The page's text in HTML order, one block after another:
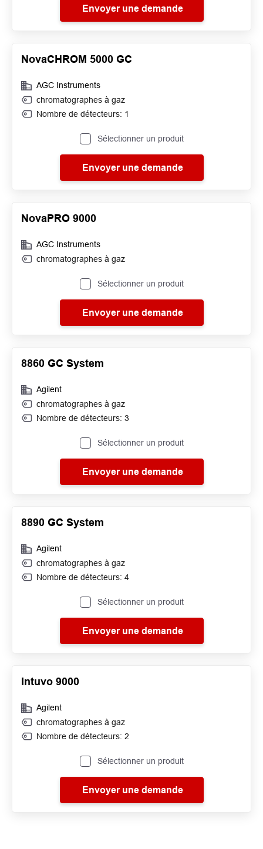
Envoyer une demande
NovaCHROM 5000 GC
AGC Instruments
chromatographes à gaz
Nombre de détecteurs: 1
Sélectionner un produit
Envoyer une demande
NovaPRO 9000
AGC Instruments
chromatographes à gaz
Sélectionner un produit
Envoyer une demande
8860 GC System
Agilent
chromatographes à gaz
Nombre de détecteurs: 3
Sélectionner un produit
Envoyer une demande
8890 GC System
Agilent
chromatographes à gaz
Nombre de détecteurs: 4
Sélectionner un produit
Envoyer une demande
Intuvo 9000
Agilent
chromatographes à gaz
Nombre de détecteurs: 2
Sélectionner un produit
Envoyer une demande